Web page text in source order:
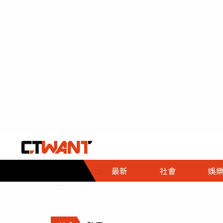
::: 最新 社會
社會首頁
時事
調查
娛樂
娛樂首頁
即時
財經首頁
熱線
政